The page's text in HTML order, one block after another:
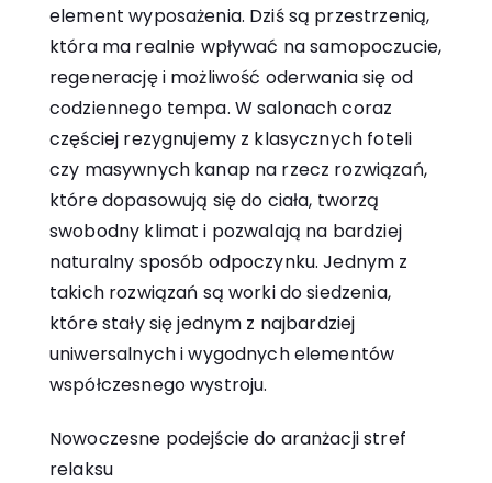
element wyposażenia. Dziś są przestrzenią,
która ma realnie wpływać na samopoczucie,
regenerację i możliwość oderwania się od
codziennego tempa. W salonach coraz
częściej rezygnujemy z klasycznych foteli
czy masywnych kanap na rzecz rozwiązań,
które dopasowują się do ciała, tworzą
swobodny klimat i pozwalają na bardziej
naturalny sposób odpoczynku. Jednym z
takich rozwiązań są worki do siedzenia,
które stały się jednym z najbardziej
uniwersalnych i wygodnych elementów
współczesnego wystroju.
Nowoczesne podejście do aranżacji stref
relaksu